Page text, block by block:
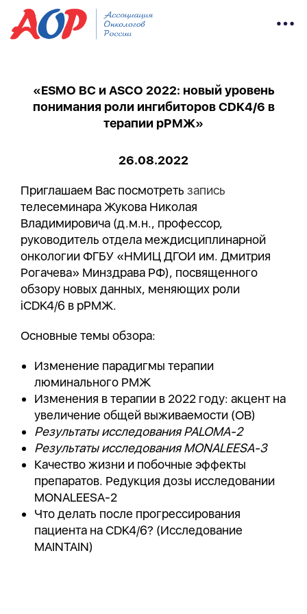
«ESMO BC и ASCO 2022: новый уровень
понимания роли ингибиторов CDK4/6 в
терапии рРМЖ»
26.08.2022
Приглашаем Вас посмотреть запись
телесеминара Жукова Николая
Владимировича (д.м.н., профессор,
руководитель отдела междисциплинарной
онкологии ФГБУ «НМИЦ ДГОИ им. Дмитрия
Рогачева» Минздрава РФ), посвященного
обзору новых данных, меняющих роли
iCDK4/6 в рРМЖ.
Основные темы обзора:
Изменение парадигмы терапии
люминального РМЖ
Изменения в терапии в 2022 году: акцент на
увеличение общей выживаемости (ОВ)
Результаты исследования PALOMA-2
Результаты исследования MONALEESA-3
Качество жизни и побочные эффекты
препаратов. Редукция дозы исследовании
MONALEESA-2
Что делать после прогрессирования
пациента на CDK4/6? (Исследование
MAINTAIN)